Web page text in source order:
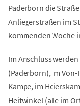
Paderborn die
Anliegerstraßen im
kommenden Woche
Im Anschluss
(Paderborn), im
Kampe, im
Heitwinkel (alle im